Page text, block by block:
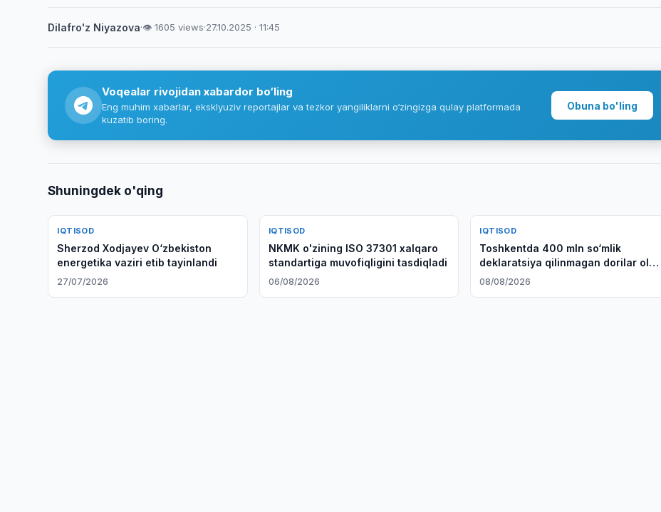
Dilafro'z Niyazova·👁 1605 views·27.10.2025 · 11:45
Voqealar rivojidan xabardor bo‘ling
Eng muhim xabarlar, eksklyuziv reportajlar va tezkor yangiliklarni o‘zingizga qulay platformada
kuzatib boring.
Obuna bo'ling
Shuningdek o'qing
IQTISOD
Sherzod Xodjayev O‘zbekiston
energetika vaziri etib tayinlandi
27/07/2026
IQTISOD
NKMK o'zining ISO 37301 xalqaro
standartiga muvofiqligini tasdiqladi
06/08/2026
IQTISOD
Toshkentda 400 mln so‘mlik
deklaratsiya qilinmagan dorilar olib
qo‘yildi
08/08/2026